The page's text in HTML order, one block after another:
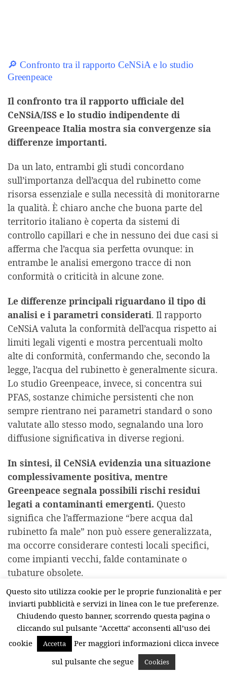
🔎 Confronto tra il rapporto CeNSiA e lo studio
Greenpeace
Il confronto tra il rapporto ufficiale del
CeNSiA/ISS e lo studio indipendente di
Greenpeace Italia mostra sia convergenze sia
differenze importanti.
Da un lato, entrambi gli studi concordano
sull’importanza dell’acqua del rubinetto come
risorsa essenziale e sulla necessità di monitorarne
la qualità. È chiaro anche che buona parte del
territorio italiano è coperta da sistemi di
controllo capillari e che in nessuno dei due casi si
afferma che l’acqua sia perfetta ovunque: in
entrambe le analisi emergono tracce di non
conformità o criticità in alcune zone.
Le differenze principali riguardano il tipo di
analisi e i parametri considerati. Il rapporto
CeNSiA valuta la conformità dell’acqua rispetto ai
limiti legali vigenti e mostra percentuali molto
alte di conformità, confermando che, secondo la
legge, l’acqua del rubinetto è generalmente sicura.
Lo studio Greenpeace, invece, si concentra sui
PFAS, sostanze chimiche persistenti che non
sempre rientrano nei parametri standard o sono
valutate allo stesso modo, segnalando una loro
diffusione significativa in diverse regioni.
In sintesi, il CeNSiA evidenzia una situazione
complessivamente positiva, mentre
Greenpeace segnala possibili rischi residui
legati a contaminanti emergenti. Questo
significa che l’affermazione “bere acqua dal
rubinetto fa male” non può essere generalizzata,
ma occorre considerare contesti locali specifici,
come impianti vecchi, falde contaminate o
tubature obsolete.
Per il lettore, il messaggio è chiaro: nella maggior
parte delle zone italiane si può bere acqua dal
rubinetto in sicurezza, ma prestare attenzione e
adottare buone pratiche rimane un atteggiamento
prudente.
Questo sito utilizza cookie per le proprie funzionalità e per
inviarti pubblicità e servizi in linea con le tue preferenze.
Chiudendo questo banner, scorrendo questa pagina o
cliccando sul pulsante "Accetta" acconsenti all’uso dei
cookie
Accetta
Per maggiori informazioni clicca invece
sul pulsante che segue
Cookies